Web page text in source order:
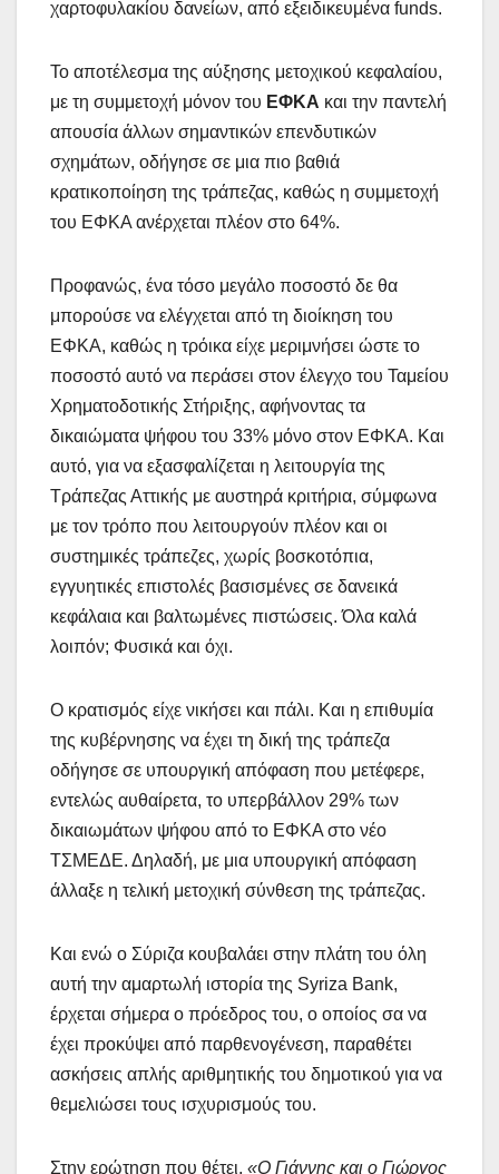
χαρτοφυλακίου δανείων, από εξειδικευμένα funds.
Το αποτέλεσμα της αύξησης μετοχικού κεφαλαίου,
με τη συμμετοχή μόνον του ΕΦΚΑ και την παντελή
απουσία άλλων σημαντικών επενδυτικών
σχημάτων, οδήγησε σε μια πιο βαθιά
κρατικοποίηση της τράπεζας, καθώς η συμμετοχή
του ΕΦΚΑ ανέρχεται πλέον στο 64%.
Προφανώς, ένα τόσο μεγάλο ποσοστό δε θα
μπορούσε να ελέγχεται από τη διοίκηση του
ΕΦΚΑ, καθώς η τρόικα είχε μεριμνήσει ώστε το
ποσοστό αυτό να περάσει στον έλεγχο του Ταμείου
Χρηματοδοτικής Στήριξης, αφήνοντας τα
δικαιώματα ψήφου του 33% μόνο στον ΕΦΚΑ. Και
αυτό, για να εξασφαλίζεται η λειτουργία της
Τράπεζας Αττικής με αυστηρά κριτήρια, σύμφωνα
με τον τρόπο που λειτουργούν πλέον και οι
συστημικές τράπεζες, χωρίς βοσκοτόπια,
εγγυητικές επιστολές βασισμένες σε δανεικά
κεφάλαια και βαλτωμένες πιστώσεις. Όλα καλά
λοιπόν; Φυσικά και όχι.
Ο κρατισμός είχε νικήσει και πάλι. Και η επιθυμία
της κυβέρνησης να έχει τη δική της τράπεζα
οδήγησε σε υπουργική απόφαση που μετέφερε,
εντελώς αυθαίρετα, το υπερβάλλον 29% των
δικαιωμάτων ψήφου από το ΕΦΚΑ στο νέο
ΤΣΜΕΔΕ. Δηλαδή, με μια υπουργική απόφαση
άλλαξε η τελική μετοχική σύνθεση της τράπεζας.
Και ενώ ο Σύριζα κουβαλάει στην πλάτη του όλη
αυτή την αμαρτωλή ιστορία της Syriza Bank,
έρχεται σήμερα ο πρόεδρος του, ο οποίος σα να
έχει προκύψει από παρθενογένεση, παραθέτει
ασκήσεις απλής αριθμητικής του δημοτικού για να
θεμελιώσει τους ισχυρισμούς του.
Στην ερώτηση που θέτει, «O Γιάννης και ο Γιώργος